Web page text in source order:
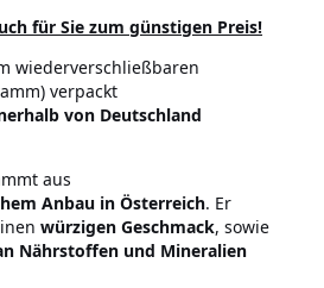
für Sie zum günstigen Preis!
wiederverschließbaren
verpackt
von Deutschland
aus
Anbau in Österreich. Er
würzigen Geschmack, sowie
Nährstoffen und Mineralien